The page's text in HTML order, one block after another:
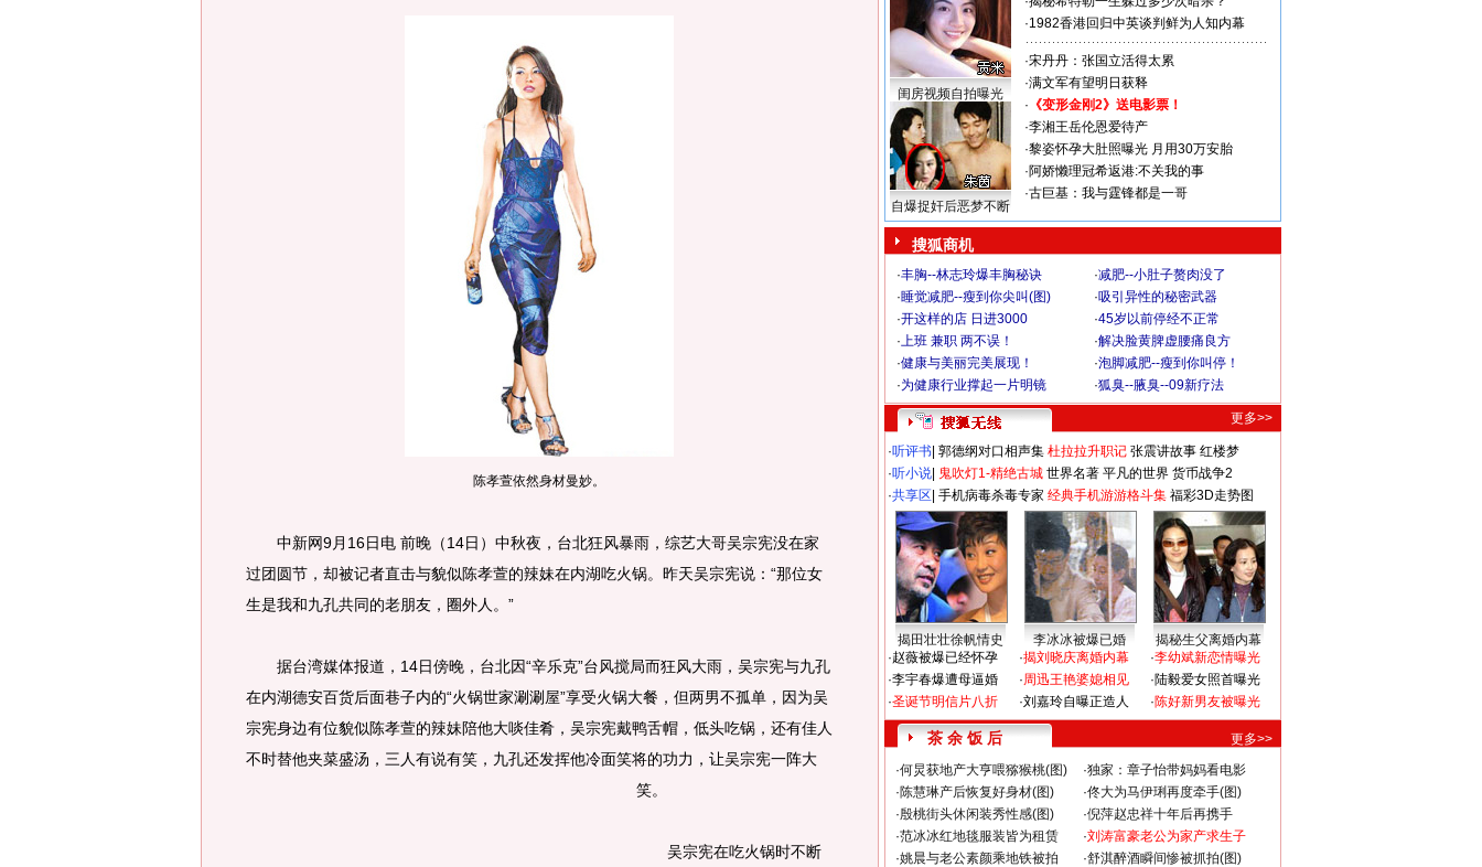
陈孝萱依然身材曼妙。
中新网9月16日电 前晚（14日）中秋夜，台北狂风暴雨，综艺大哥吴宗宪没在家
过团圆节，却被记者直击与貌似陈孝萱的辣妹在内湖吃火锅。昨天吴宗宪说：“那位女
生是我和九孔共同的老朋友，圈外人。”
据台湾媒体报道，14日傍晚，台北因“辛乐克”台风搅局而狂风大雨，吴宗宪与九孔
在内湖德安百货后面巷子内的“火锅世家涮涮屋”享受火锅大餐，但两男不孤单，因为吴
宗宪身边有位貌似陈孝萱的辣妹陪他大啖佳肴，吴宗宪戴鸭舌帽，低头吃锅，还有佳人
不时替他夹菜盛汤，三人有说有笑，九孔还发挥他冷面笑将的功力，让吴宗宪一阵大
笑。
吴宗宪在吃火锅时不断
闺房视频自拍曝光
自爆捉奸后恶梦不断
·1982香港回归中英谈判鲜为人知内幕
·宋丹丹：张国立活得太累
·满文军有望明日获释
· 《变形金刚2》送电影票！
·李湘王岳伦恩爱待产
·黎姿怀孕大肚照曝光 月用30万安胎
·阿娇懒理冠希返港:不关我的事
·古巨基：我与霆锋都是一哥
搜狐商机
·丰胸--林志玲爆丰胸秘诀 ·减肥--小肚子赘肉没了
·睡觉减肥--瘦到你尖叫(图) ·吸引异性的秘密武器
·开这样的店 日进3000 ·45岁以前停经不正常
·上班 兼职 两不误！ ·解决脸黄脾虚腰痛良方
·健康与美丽完美展现！ ·泡脚减肥--瘦到你叫停！
·为健康行业撑起一片明镜 ·狐臭--腋臭--09新疗法
更多>>
·听评书 郭德纲对口相声集 杜拉拉升职记 张震讲故事 红楼梦
·听小说 鬼吹灯1-精绝古城 世界名著 平凡的世界 货币战争2
·共享区 手机病毒杀毒专家 经典手机游游格斗集 福彩3D走势图
揭田壮壮徐帆情史 李冰冰被爆已婚
揭秘生父离婚内幕
·赵薇被爆已经怀孕
·李宇春爆遭母逼婚
·圣诞节明信片八折
·揭刘晓庆离婚内幕
·周迅王艳婆媳相见
·刘嘉玲自曝正造人
·李幼斌新恋情曝光
·陆毅爱女照首曝光
·陈好新男友被曝光
茶 余 饭 后
更多>>
·何炅获地产大亨喂猕猴桃(图) ·独家：章子怡带妈妈看电影
·陈慧琳产后恢复好身材(图) ·佟大为马伊琍再度牵手(图)
·殷桃街头休闲装秀性感(图) ·倪萍赵忠祥十年后再携手
·范冰冰红地毯服装皆为租赁 ·刘涛富豪老公为家产求生子
·姚晨与老公素颜乘地铁被拍 ·舒淇醉酒瞬间惨被抓拍(图)